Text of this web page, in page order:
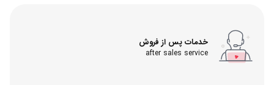
خدمات پس از فروش
after sales service